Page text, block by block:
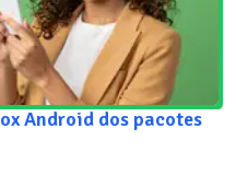
Android dos pacotes